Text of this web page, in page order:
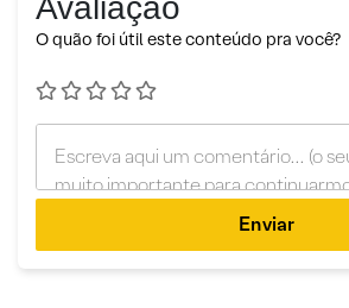
Avaliação
O quão foi útil este conteúdo pra você?
Enviar